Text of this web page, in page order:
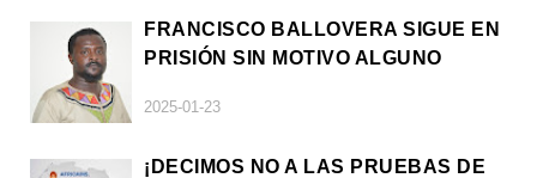
FRANCISCO BALLOVERA SIGUE EN
PRISIÓN SIN MOTIVO ALGUNO
2025-01-23
¡DECIMOS NO A LAS PRUEBAS DE